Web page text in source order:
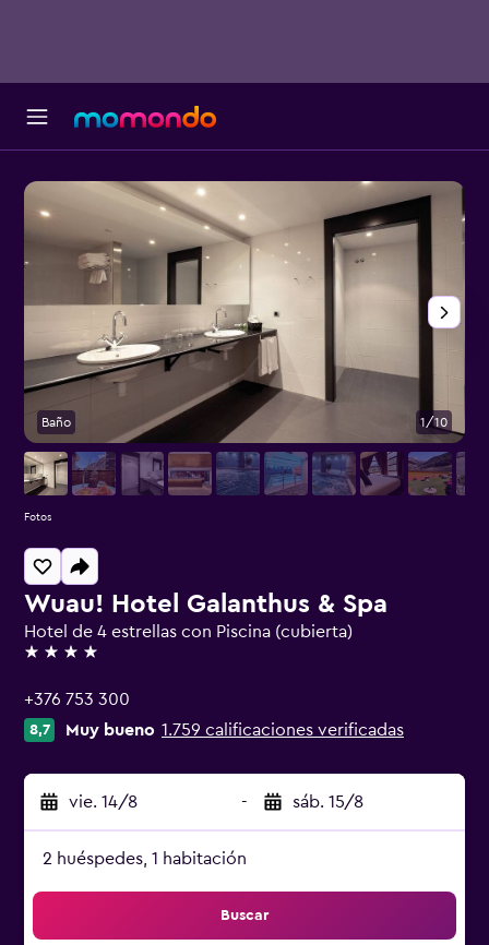
Wuau! Hotel Galanthus & Spa
Hotel de 4 estrellas con Piscina (cubierta)
4 estrellas
+376 753 300
8,7 Muy bueno 1.759 calificaciones verificadas
vie. 14/8 - sáb. 15/8
2 huéspedes, 1 habitación
Buscar
Baño 1/10
Fotos